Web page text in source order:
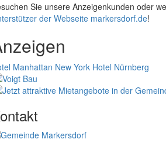
Sie unsere Anzeigenkunden oder
der Webseite markersdorf.de!
Manhattan New York Hotel Nürnberg